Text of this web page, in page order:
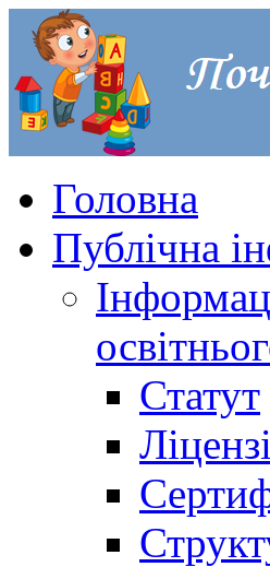
Головна
Публічна
Статут